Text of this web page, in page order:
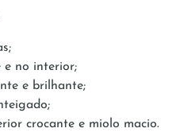
e no interior;
e brilhante;
crocante e miolo macio.